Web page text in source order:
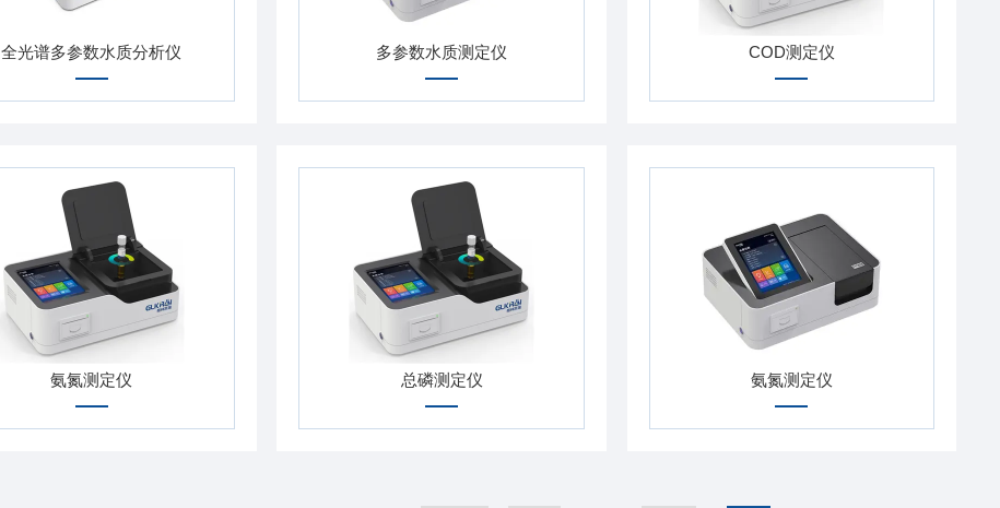
全光谱多参数水质分析仪 多参数水质测定仪 COD测定仪
氨氮测定仪 总磷测定仪 氨氮测定仪